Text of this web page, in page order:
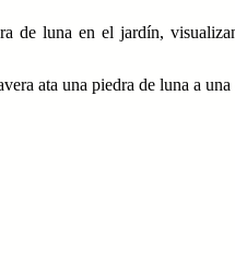
de luna en el jardín,
ata una piedra de luna a una